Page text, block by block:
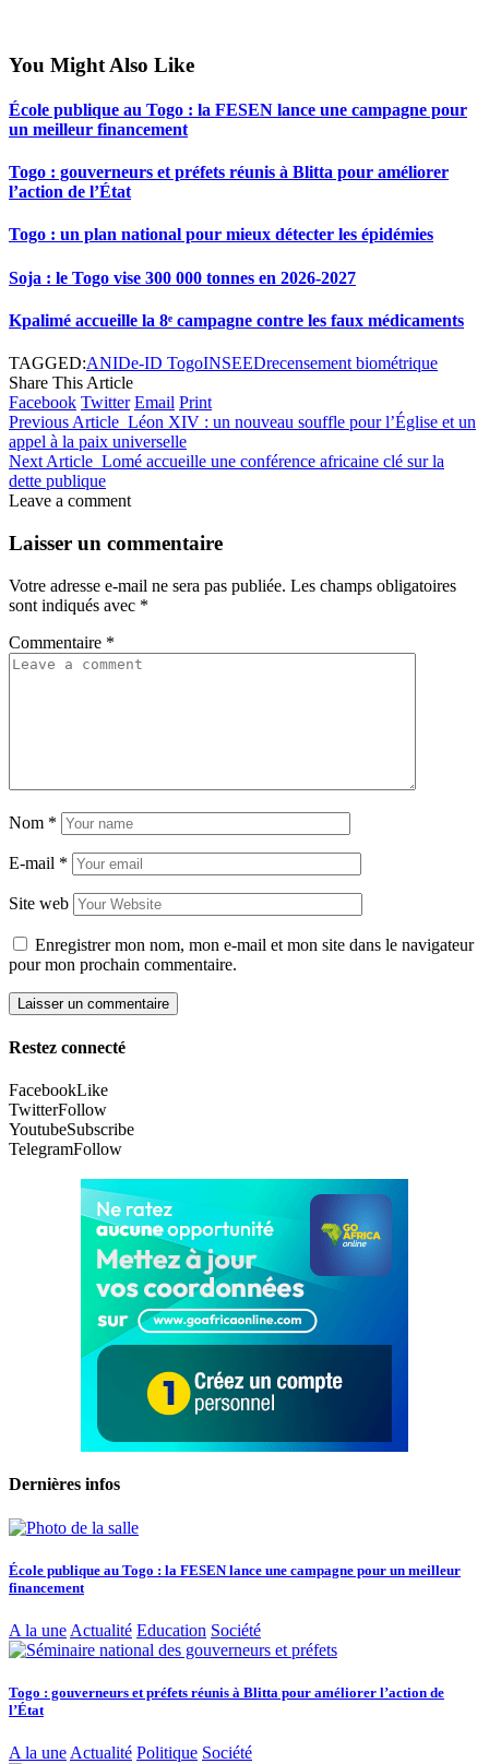
You Might Also Like
École publique au Togo : la FESEN lance une campagne pour
un meilleur financement
Togo : gouverneurs et préfets réunis à Blitta pour améliorer
l’action de l’État
Togo : un plan national pour mieux détecter les épidémies
Soja : le Togo vise 300 000 tonnes en 2026-2027
Kpalimé accueille la 8ᵉ campagne contre les faux médicaments
TAGGED:ANIDe-ID TogoINSEEDrecensement biométrique
Share This Article
Facebook Twitter Email Print
Previous Article Léon XIV : un nouveau souffle pour l’Église et un
appel à la paix universelle
Next Article Lomé accueille une conférence africaine clé sur la
dette publique
Leave a comment
Laisser un commentaire
Votre adresse e-mail ne sera pas publiée. Les champs obligatoires
sont indiqués avec *
Commentaire *
Nom *
E-mail *
Site web
Enregistrer mon nom, mon e-mail et mon site dans le navigateur
pour mon prochain commentaire.
Restez connecté
FacebookLike
TwitterFollow
YoutubeSubscribe
TelegramFollow
Dernières infos
École publique au Togo : la FESEN lance une campagne pour un meilleur
financement
A la une Actualité Education Société
Togo : gouverneurs et préfets réunis à Blitta pour améliorer l’action de
l’État
A la une Actualité Politique Société